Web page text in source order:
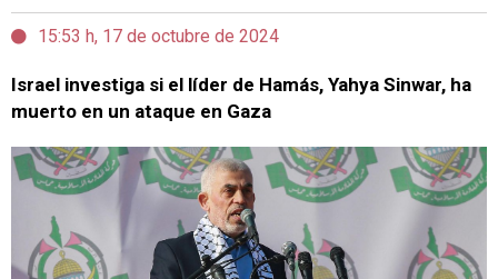
15:53 h, 17 de octubre de 2024
Israel investiga si el líder de Hamás, Yahya Sinwar, ha
muerto en un ataque en Gaza